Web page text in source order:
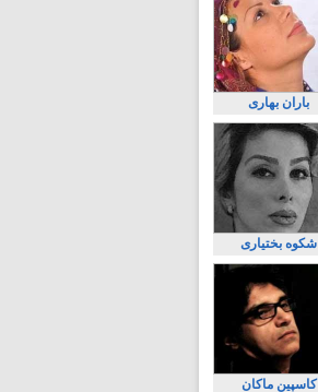
باران بهاری
شکوه بختیاری
کاسپین ماکان